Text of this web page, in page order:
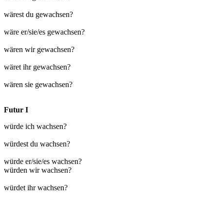
wärest du gewachsen?
wäre er/sie/es gewachsen?
wären wir gewachsen?
wäret ihr gewachsen?
wären sie gewachsen?
Futur I
würde ich wachsen?
würdest du wachsen?
würde er/sie/es wachsen?
würden wir wachsen?
würdet ihr wachsen?